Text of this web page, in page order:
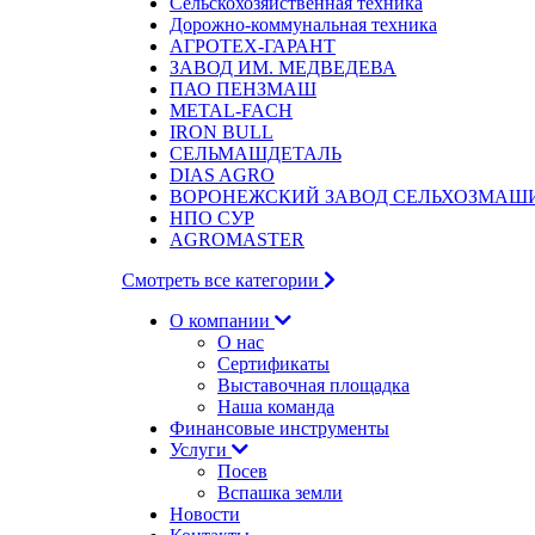
Дорожно-коммунальная техника
АГРОТЕХ-ГАРАНТ
ЗАВОД ИМ. МЕДВЕДЕВА
ПАО ПЕНЗМАШ
METAL-FACH
IRON BULL
СЕЛЬМАШДЕТАЛЬ
DIAS AGRO
ВОРОНЕЖСКИЙ ЗАВОД
НПО СУР
AGROMASTER
Смотреть все категории
О компании
О нас
Сертификаты
Выставочная площадка
Наша команда
Финансовые инструменты
Услуги
Посев
Вспашка земли
Новости